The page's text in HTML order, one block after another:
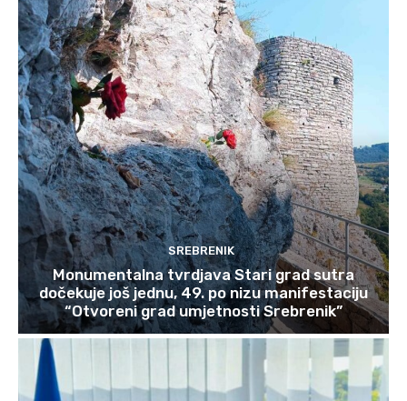
SREBRENIK
Monumentalna tvrdjava Stari grad sutra
dočekuje još jednu, 49. po nizu manifestaciju
“Otvoreni grad umjetnosti Srebrenik”